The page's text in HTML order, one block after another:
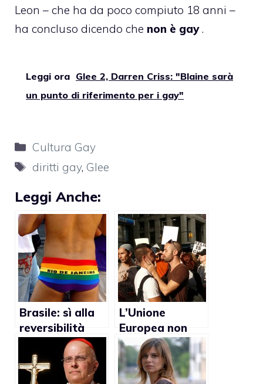
Leon – che ha da poco compiuto 18 anni –
ha concluso dicendo che non è gay.
Leggi ora Glee 2, Darren Criss: "Blaine sarà
un punto di riferimento per i gay"
Categorie
Cultura Gay
Tag
diritti gay, Glee
Leggi Anche:
Brasile: sì alla
reversibilità
della pensione
per le coppie
gay
L’Unione
Europea non
accetta
abbastanza il
mondo glbt